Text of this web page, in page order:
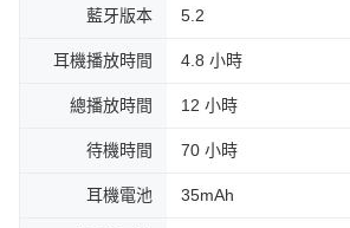
藍牙版本 5.2
耳機播放時間 4.8 小時
總播放時間 12 小時
待機時間 70 小時
耳機電池 35mAh